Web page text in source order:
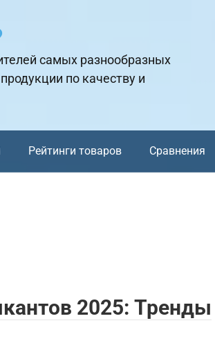
самых разнообразных
по качеству и
Рейтинги товаров Сравнения
2025: Тренды